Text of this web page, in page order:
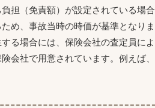
担（免責額）が設定されている場
め、事故当時の時価が基準となり
る場合には、保険会社の査定員に
会社で用意されています。例えば